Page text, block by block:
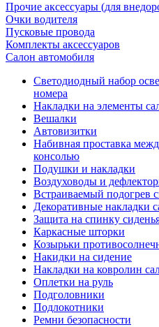
Прочие аксессуары (для
Очки водителя
Пусковые провода
Комплекты аксессуаров
Салон автомобиля
Светодиодный набор
номера
Накладки на элементы
Вешалки
Автовизитки
Набивная проставка
консолью
Подушки и накладки
Воздуховоды и
Встраиваемый подогрев
Декоративные накладки
Защита на спинку
Каркасные шторки
Козырьки
Накидки на сидение
Накладки на ковролин
Оплетки на руль
Подголовники
Подлокотники
Ремни безопасности